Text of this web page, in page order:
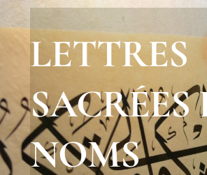
LETTRES
SACRÉES
NOMS